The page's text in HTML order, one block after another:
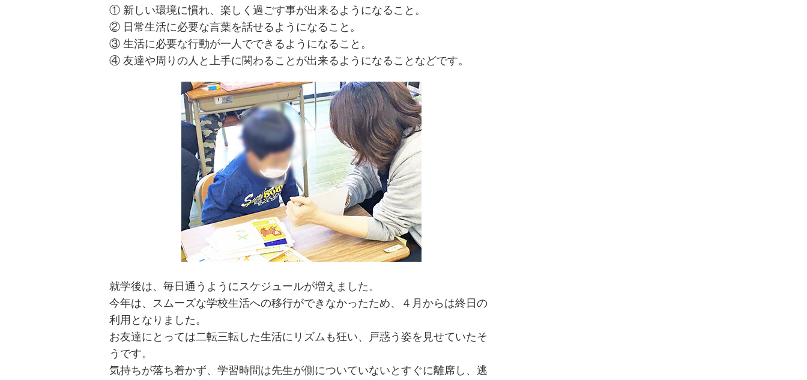
① 新しい環境に慣れ、楽しく過ごす事が出来るようになること。
② 日常生活に必要な言葉を話せるようになること。
③ 生活に必要な行動が一人でできるようになること。
④ 友達や周りの人と上手に関わることが出来るようになることなどです。
就学後は、毎日通うようにスケジュールが増えました。
今年は、スムーズな学校生活への移行ができなかったため、４月からは終日の
利用となりました。
お友達にとっては二転三転した生活にリズムも狂い、戸惑う姿を見せていたそ
うです。
気持ちが落ち着かず、学習時間は先生が側についていないとすぐに離席し、逃